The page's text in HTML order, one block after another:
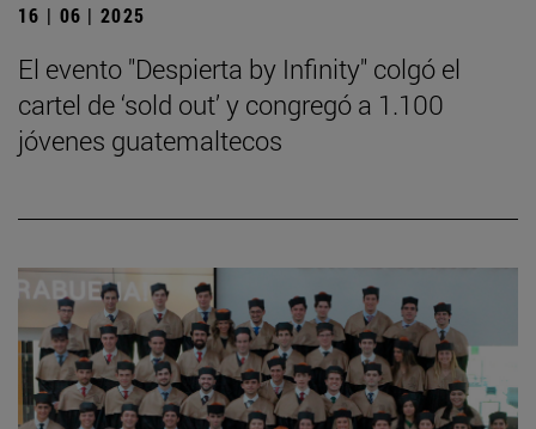
16 | 06 | 2025
El evento "Despierta by Infinity" colgó el
cartel de ‘sold out’ y congregó a 1.100
jóvenes guatemaltecos